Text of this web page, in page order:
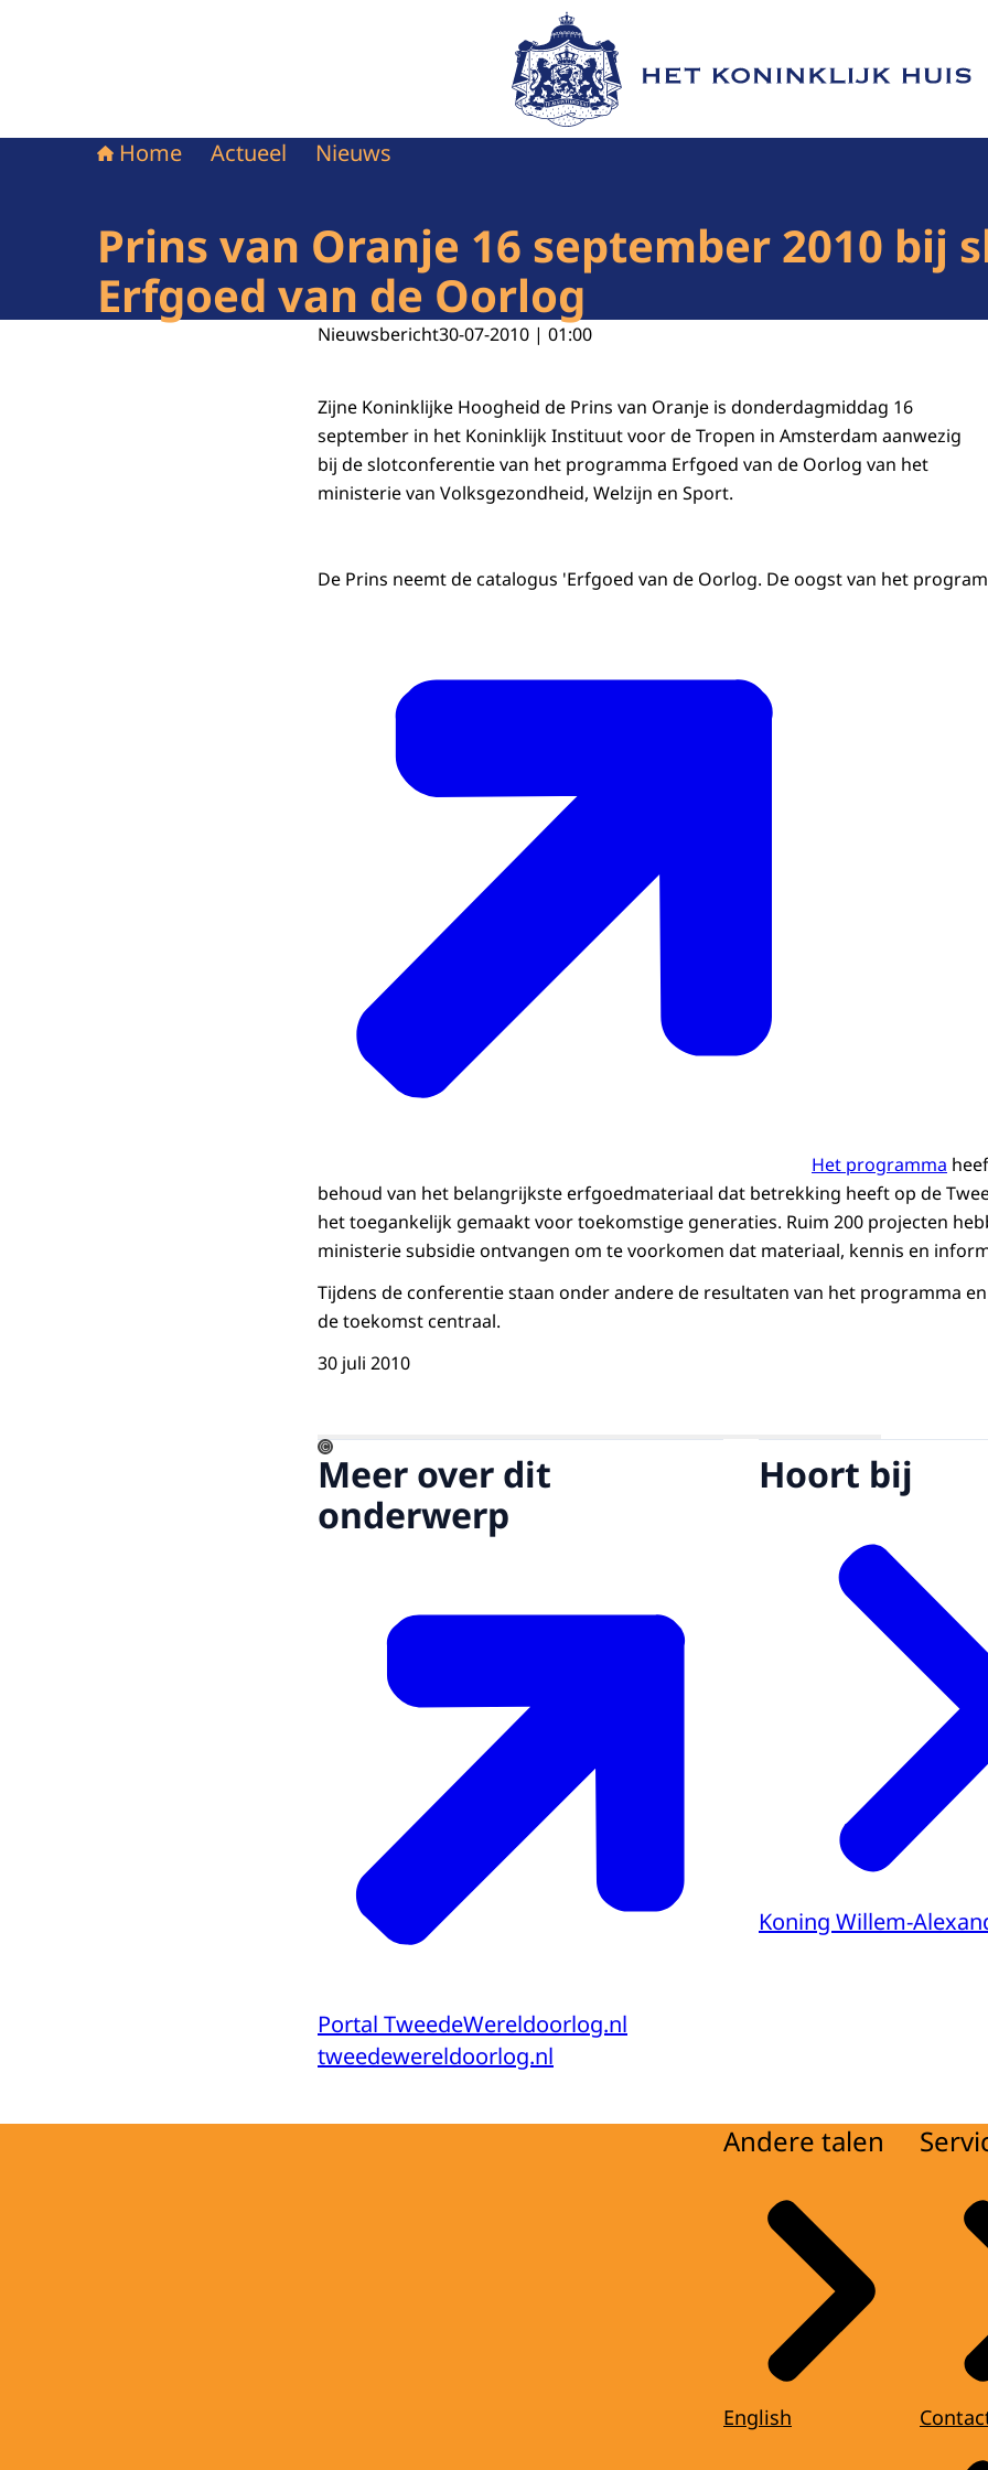
Naar de homepage van Het Koninklijk Huis
Home Actueel Nieuws
Prins van Oranje 16 september 2010 bij
Erfgoed van de Oorlog
Nieuwsbericht30-07-2010 | 01:00
Zijne Koninklijke Hoogheid de Prins van Oranje is donderdagmiddag 16
september in het Koninklijk Instituut voor de Tropen in Amsterdam aanwezig
bij de slotconferentie van het programma Erfgoed van de Oorlog van het
ministerie van Volksgezondheid, Welzijn en Sport.
De Prins neemt de catalogus 'Erfgoed van de Oorlog. De oogst van het
Het programma
behoud van het belangrijkste erfgoedmateriaal dat betrekking heeft op de
het toegankelijk gemaakt voor toekomstige generaties. Ruim 200 projecten
ministerie subsidie ontvangen om te voorkomen dat materiaal, kennis en
Tijdens de conferentie staan onder andere de resultaten van het programma
de toekomst centraal.
30 juli 2010
©
Meer over dit
onderwerp
Portal TweedeWereldoorlog.nl
tweedewereldoorlog.nl
Hoort bij
Koning Willem-
Andere talen
English